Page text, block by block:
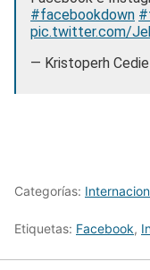
#facebookdown
pic.twitter.com/
— Kristoperh
Categorías:
Etiquetas: Facebook,